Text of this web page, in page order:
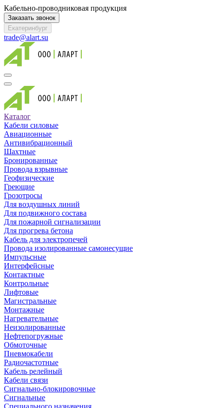
Кабельно-проводниковая продукция
Заказать звонок
Екатеринбург
trade@alart.su
Каталог
Кабели силовые
Авиационные
Антивибрационный
Шахтные
Бронированные
Провода взрывные
Геофизические
Греющие
Грозотросы
Для воздушных линий
Для подвижного состава
Для пожарной сигнализации
Для прогрева бетона
Кабель для электропечей
Провода изолированные самонесущие
Импульсные
Интерфейсные
Контактные
Контрольные
Лифтовые
Магистральные
Монтажные
Нагревательные
Неизолированные
Нефтепогружные
Обмоточные
Пневмокабели
Радиочастотные
Кабель релейный
Кабели связи
Сигнально-блокировочные
Сигнальные
Специального назначения